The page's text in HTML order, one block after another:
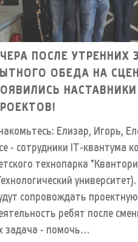
ПОСЛЕ УТРЕННИХ
ОБЕДА НА
НАСТАВНИКИ
Елизар, Игорь,
- сотрудники IT-квантума
технопарка
сопровождать проектную
ребят после
задача - помочь…